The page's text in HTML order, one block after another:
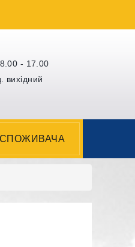
- 17.00
вихідний
СПОЖИВАЧА